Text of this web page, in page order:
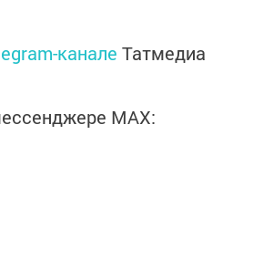
канале Татмедиа
MАХ: